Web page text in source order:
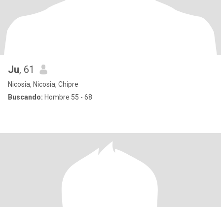
Ju, 61
Nicosia, Nicosia, Chipre
Buscando: Hombre 55 - 68